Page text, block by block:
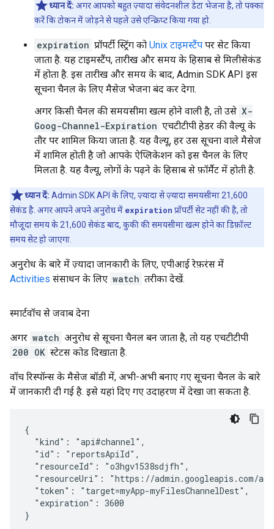
ध्यान दें: अगर आपको बहुत ज़्यादा संवेदनशील डेटा भेजना है, तो पक्का
करें कि टोकन में जोड़ने से पहले उसे एन्क्रिप्ट किया गया हो.
expiration प्रॉपर्टी स्ट्रिंग को Unix टाइमस्टैंप पर सेट किया
जाता है. यह टाइमस्टैंप, तारीख और समय के हिसाब से मिलीसेकंड
में होता है. इस तारीख और समय के बाद, Admin SDK API इस
सूचना चैनल के लिए मैसेज भेजना बंद कर देगा.
अगर किसी चैनल की समयसीमा खत्म होने वाली है, तो उसे X-
Goog-Channel-Expiration एचटीटीपी हेडर की वैल्यू के
तौर पर शामिल किया जाता है. यह वैल्यू, हर उस सूचना वाले मैसेज
में शामिल होती है जो आपके ऐप्लिकेशन को इस चैनल के लिए
मिलता है. यह वैल्यू, लोगों के पढ़ने के हिसाब से फ़ॉर्मैट में होती है.
ध्यान दें: Admin SDK API के लिए, ज़्यादा से ज़्यादा समयसीमा 21,600
सेकंड है. अगर आपने अपने अनुरोध में expiration प्रॉपर्टी सेट नहीं की है, तो
मौजूदा समय के 21,600 सेकंड बाद, कुकी की समयसीमा खत्म होने का डिफ़ॉल्ट
समय सेट हो जाएगा.
अनुरोध के बारे में ज़्यादा जानकारी के लिए, एपीआई रेफ़रंस में
Activities संसाधन के लिए watch तरीका देखें.
स्मार्टवॉच से जवाब देना
अगर watch अनुरोध से सूचना चैनल बन जाता है, तो यह एचटीटीपी
200 OK स्टेटस कोड दिखाता है.
वॉच रिस्पॉन्स के मैसेज बॉडी में, अभी-अभी बनाए गए सूचना चैनल के बारे
में जानकारी दी गई है. इसे यहां दिए गए उदाहरण में देखा जा सकता है.
{
  "kind": "api#channel",
  "id": "reportsApiId",
  "resourceId": "o3hgv1538sdjfh",
"resourceUri": "https://admin.googleapis.com/
  "token": "target=myApp-myFilesChannelDest",
  "expiration": 3600
}